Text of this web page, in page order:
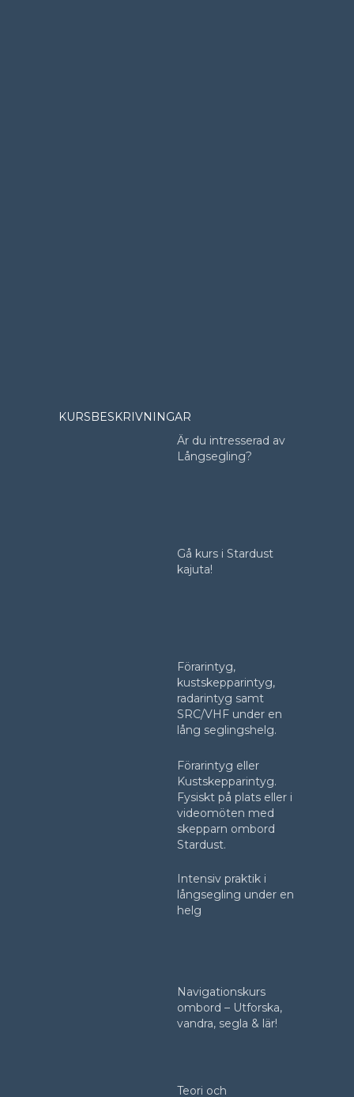
KURSBESKRIVNINGAR
Är du intresserad av
Långsegling?
Gå kurs i Stardust
kajuta!
Förarintyg,
kustskepparintyg,
radarintyg samt
SRC/VHF under en
lång seglingshelg.
Förarintyg eller
Kustskepparintyg.
Fysiskt på plats eller i
videomöten med
skepparn ombord
Stardust.
Intensiv praktik i
långsegling under en
helg
Navigationskurs
ombord – Utforska,
vandra, segla & lär!
Teori och